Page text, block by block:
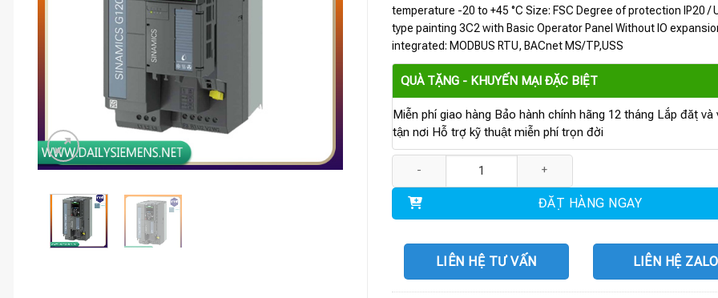
temperature -20 to +45 °C Size: FSC Degree of protection IP20 /
type painting 3C2 with Basic Operator Panel Without IO
integrated: MODBUS RTU, BACnet MS/TP,USS
QUÀ TẶNG - KHUYẾN MẠI ĐẶC BIỆT
Miễn phí giao hàng Bảo hành chính hãng 12 tháng Lắp đặt và
tận nơi Hỗ trợ kỹ thuật miễn phí trọn đời
ĐẶT HÀNG NGAY
LIÊN HỆ TƯ VẤN LIÊN HỆ ZALO